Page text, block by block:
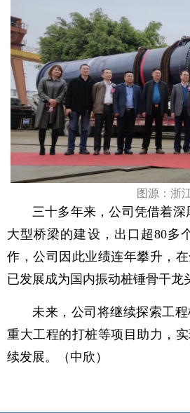
图源：浙
三十多年来，公司凭借着
大型桥梁的建设，出口超80多
作，公司因此业绩连年攀升，
已发展成为国内振动桩锤骨干龙
未来，公司将继续探索工
重大工程的打桩等项目助力，
续发展。（中欣）